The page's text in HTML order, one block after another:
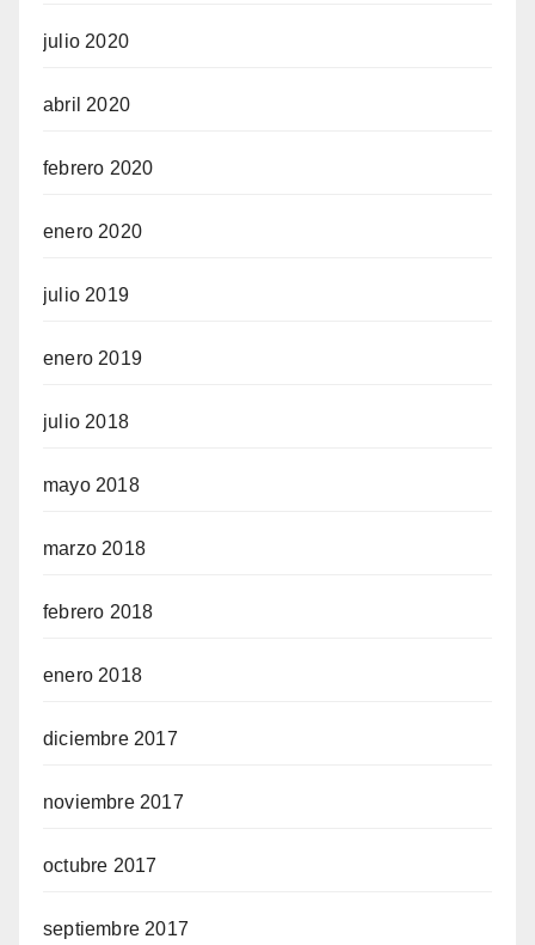
julio 2020
abril 2020
febrero 2020
enero 2020
julio 2019
enero 2019
julio 2018
mayo 2018
marzo 2018
febrero 2018
enero 2018
diciembre 2017
noviembre 2017
octubre 2017
septiembre 2017